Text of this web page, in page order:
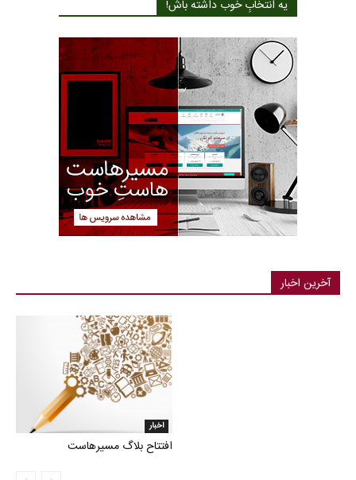
یه انتخابِ خوب داشته باش!
آخرین اخبار
اخبار
افتتاح بلاگ مسیرهاست